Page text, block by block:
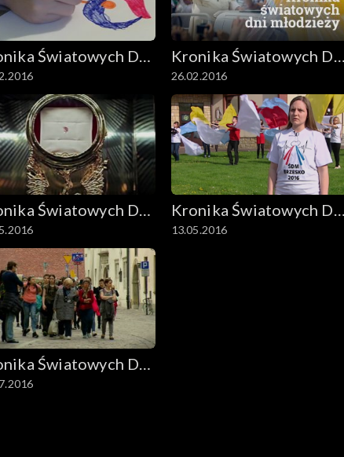
Światowych Dni
Kronika Światowych Dni
Młodzieży
26.02.2016
Światowych Dni
Kronika Światowych Dni
Młodzieży
13.05.2016
Światowych Dni